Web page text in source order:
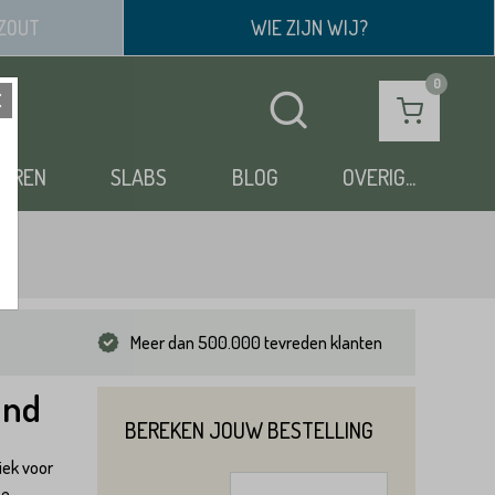
WIE ZIJN WIJ?
SLABS BLOG OVERIG...
Meer dan 500.000 tevreden klanten
voor
BEREKEN JOUW BESTELLING